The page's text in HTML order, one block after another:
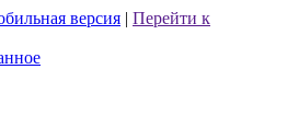
версия | Перейти к